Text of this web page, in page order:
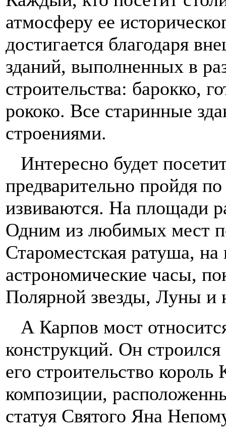
атмосферу ее
достигается благодаря
зданий, выполненных в
строительства: барокко,
рококо. Все старинные
строениями.
Интересно будет
предварительно пройдя
извиваются. На площади
Одним из любимых мест
Староместская ратуша,
астрономические часы,
Полярной звезды, Луны и
А Карпов мост
конструкций. Он
его строительство
композиции,
статуя Святого Яна